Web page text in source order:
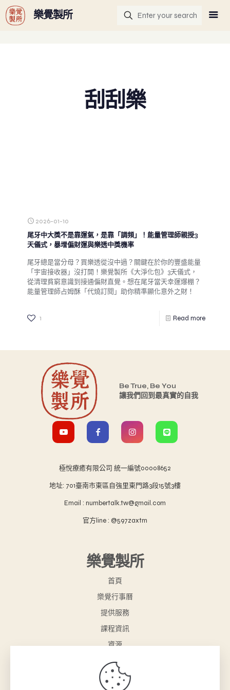
G-GHF9TLS5W3
樂覺製所
刮刮樂
2026-01-10
尾牙中大獎不是靠運氣，是靠「調頻」！能量管理師親授3
天儀式，暴增偏財運與樂透中獎機率
尾牙總是當分母？買樂透從沒中過？關鍵在於你的豐盛能量
「宇宙接收器」沒打開！樂覺製所《大淨化包》3天儀式，
從清理貧窮意識到接通偏財直覺。想在尾牙當天幸運爆棚？
能量管理師占姆酥「代燒訂閱」助你精準顯化意外之財！
1 Read more
Be True, Be You
讓我們回到最真實的自我
極悅療癒有限公司 統一編號00008652
地址: 701臺南市東區自強里東門路3段15號3樓
Email : numbertalk.tw@gmail.com
官方line : @597zaxtm
樂覺製所
首頁
樂覺行事曆
提供服務
課程資訊
資源
樂覺小舖
聯絡我們